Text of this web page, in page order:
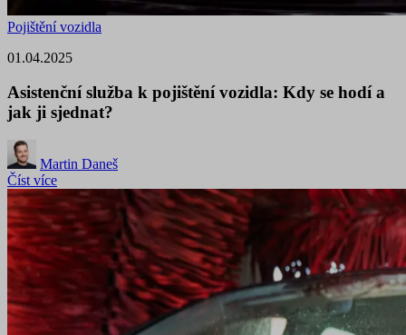
Pojištění vozidla
01.04.2025
Asistenční služba k pojištění vozidla: Kdy se hodí a
jak ji sjednat?
Martin Daneš
Číst více